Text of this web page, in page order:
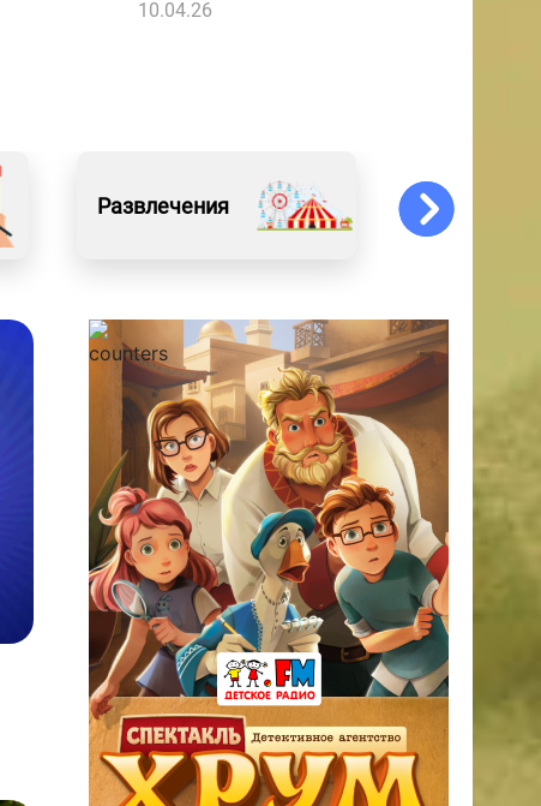
10.04.26
Развлечения